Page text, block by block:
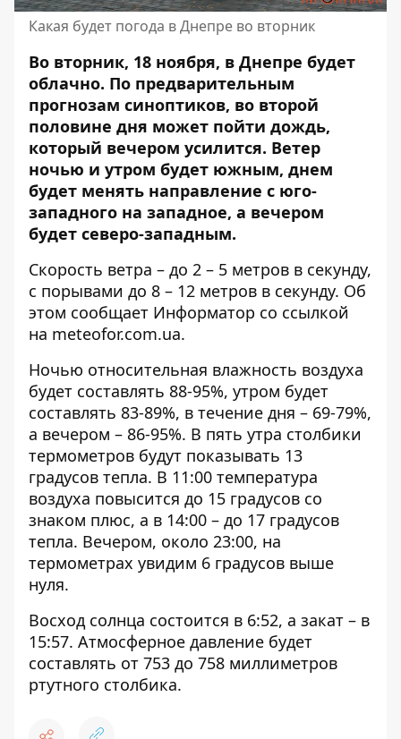
Какая будет погода в Днепре во вторник
Во вторник, 18 ноября, в Днепре будет
облачно. По предварительным
прогнозам синоптиков, во второй
половине дня может пойти дождь,
который вечером усилится. Ветер
ночью и утром будет южным, днем ​​
будет менять направление с юго-
западного на западное, а вечером
будет северо-западным.
Скорость ветра – до 2 – 5 метров в секунду,
с порывами до 8 – 12 метров в секунду. Об
этом сообщает Информатор со ссылкой
на meteofor.com.ua.
Ночью относительная влажность воздуха
будет составлять 88-95%, утром будет
составлять 83-89%, в течение дня – 69-79%,
а вечером – 86-95%. В пять утра столбики
термометров будут показывать 13
градусов тепла. В 11:00 температура
воздуха повысится до 15 градусов со
знаком плюс, а в 14:00 – до 17 градусов
тепла. Вечером, около 23:00, на
термометрах увидим 6 градусов выше
нуля.
Восход солнца состоится в 6:52, а закат – в
15:57. Атмосферное давление будет
составлять от 753 до 758 миллиметров
ртутного столбика.